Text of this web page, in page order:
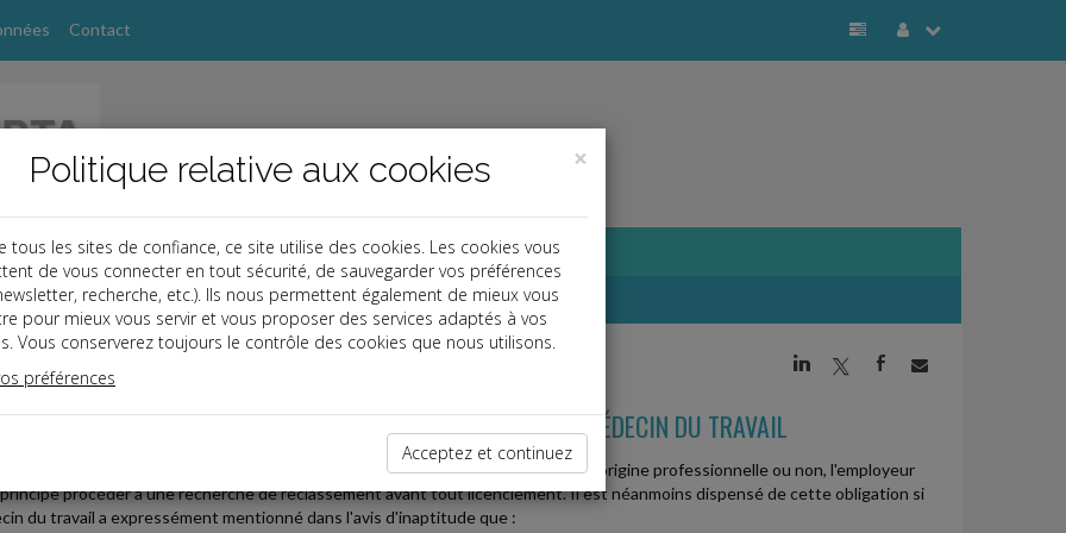
Contact
j a b
02-20
: DISPENSE DE RECHERCHE DE RECLASSEMENT PAR LE MÉDECIN DU TRAVAIL
salarié est déclaré inapte par le médecin du travail, que cette inaptitude soit d'origine professionnelle ou non, l'employeur
procéder à une recherche de reclassement avant tout licenciement. Il est néanmoins dispensé de cette obligation si
du travail a expressément mentionné dans l'avis d'inaptitude que :
×
Politique relative aux cookies
tous les sites de confiance, ce site utilise des cookies. Les cookies vous
de vous connecter en tout sécurité, de sauvegarder vos préférences
recherche, etc.). Ils nous permettent également de mieux vous
pour mieux vous servir et vous proposer des services adaptés à vos
Vous conserverez toujours le contrôle des cookies que nous utilisons.
préférences
Acceptez et continuez